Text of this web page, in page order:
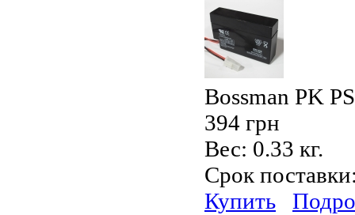
Bossman PK
394 грн
Вес: 0.33 кг.
Срок
Купить